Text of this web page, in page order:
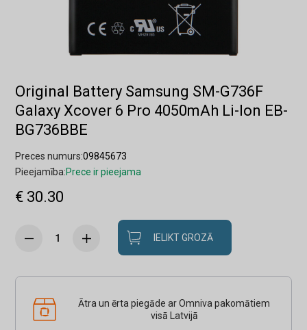
Original Battery Samsung SM-G736F
Galaxy Xcover 6 Pro 4050mAh Li-Ion EB-
BG736BBE
Preces numurs:09845673
Pieejamība:Prece ir pieejama
€ 30.30
IELIKT GROZĀ
Ātra un ērta piegāde ar Omniva pakomātiem
visā Latvijā